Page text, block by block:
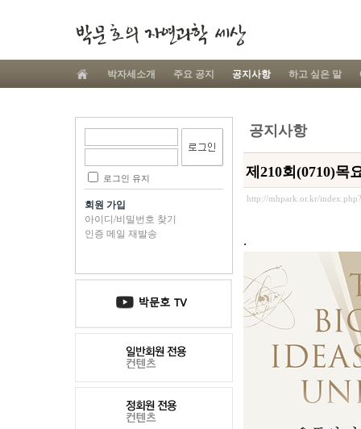
박자세소개 주요 공지 공지사항 하고 싶은 말
로그인 유지
회원 가입
아이디/비밀번호 찾기
인증 메일 재발송
공지사항
제210회(0710)목
http://mhpark.or.kr/
.